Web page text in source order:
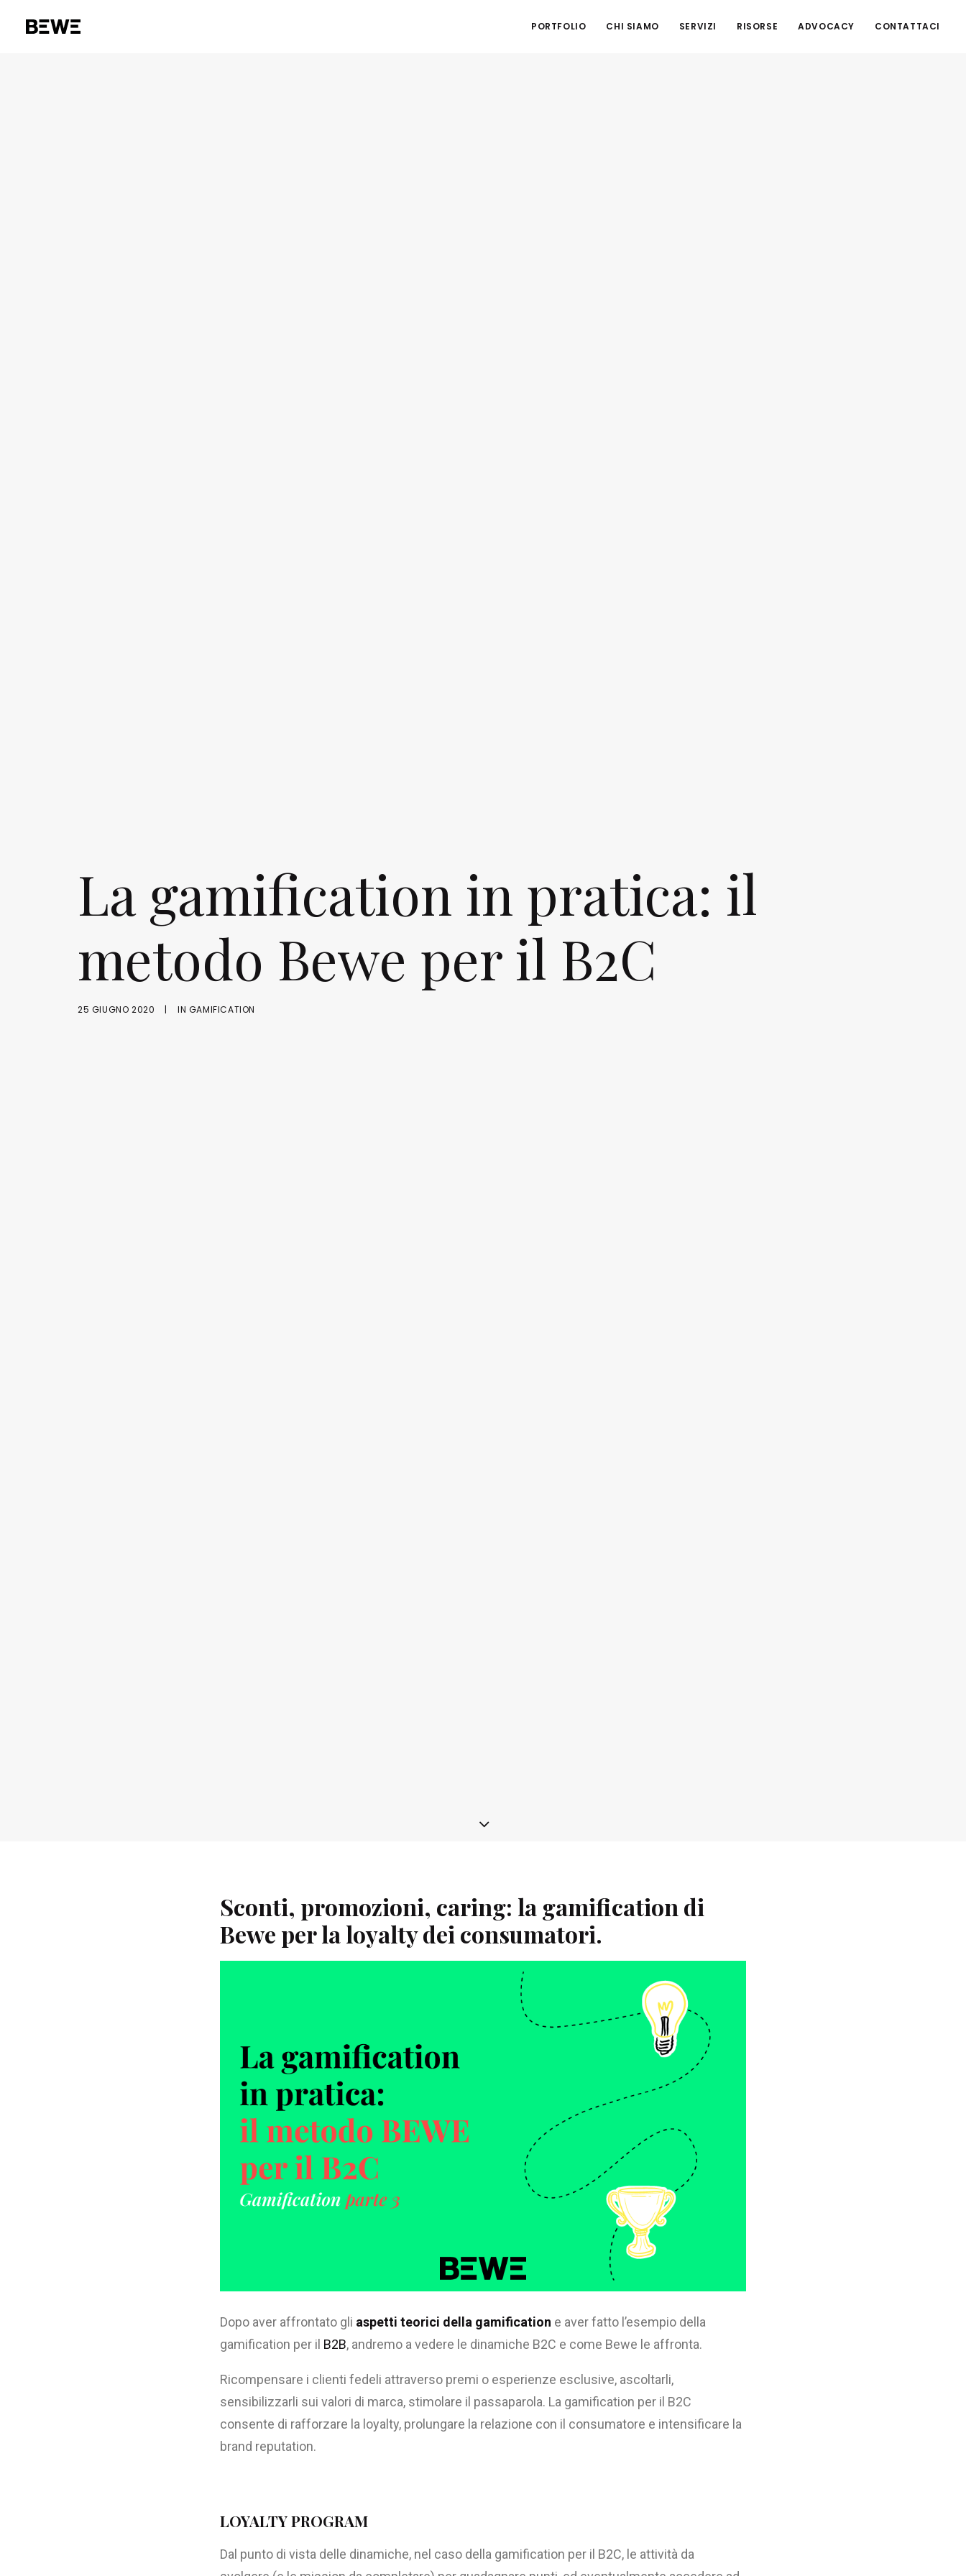
PORTFOLIO CHI SIAMO SERVIZI RISORSE ADVOCACY CONTATTACI
La gamification in pratica: il
metodo Bewe per il B2C
25 GIUGNO 2020 | IN GAMIFICATION
Sconti, promozioni, caring: la gamification di
Bewe per la loyalty dei consumatori.
Dopo aver affrontato gli aspetti teorici della gamification e aver fatto l’esempio della
gamification per il B2B, andremo a vedere le dinamiche B2C e come Bewe le affronta.
Ricompensare i clienti fedeli attraverso premi o esperienze esclusive, ascoltarli,
sensibilizzarli sui valori di marca, stimolare il passaparola. La gamification per il B2C
consente di rafforzare la loyalty, prolungare la relazione con il consumatore e intensificare la
brand reputation.
LOYALTY PROGRAM
Dal punto di vista delle dinamiche, nel caso della gamification per il B2C, le attività da